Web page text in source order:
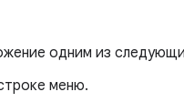
одним из
меню.